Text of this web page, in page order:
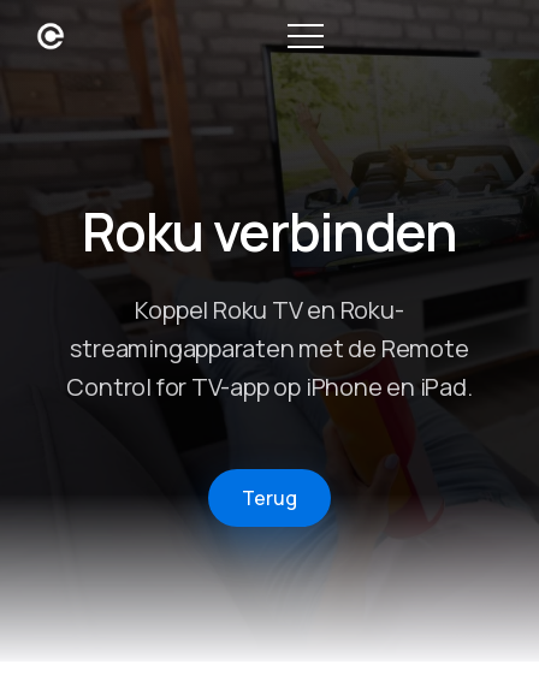
Roku verbinden
Koppel Roku TV en Roku-
streamingapparaten met de Remote
Control for TV-app op iPhone en iPad.
Terug